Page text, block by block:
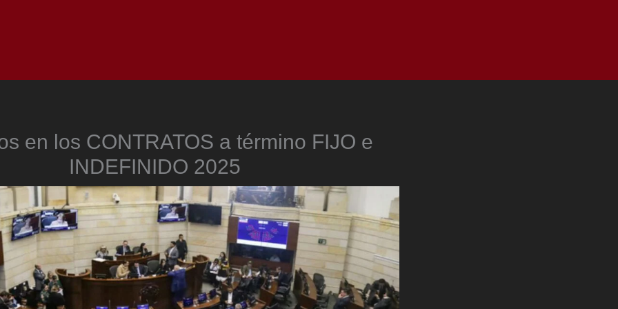
en los CONTRATOS a término FIJO e
INDEFINIDO 2025